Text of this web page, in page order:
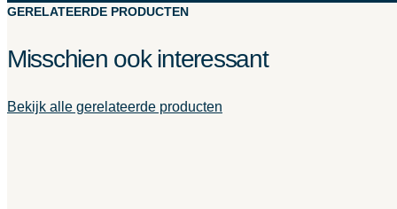
GERELATEERDE PRODUCTEN
Misschien ook interessant
Bekijk alle gerelateerde producten